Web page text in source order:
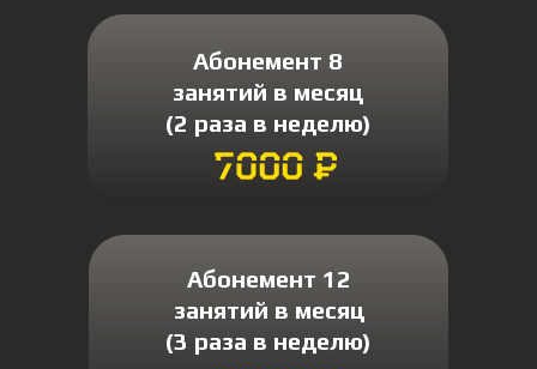
Абонемент 8
занятий в месяц
(2 раза в неделю)
Абонемент 12
занятий в месяц
(3 раза в неделю)